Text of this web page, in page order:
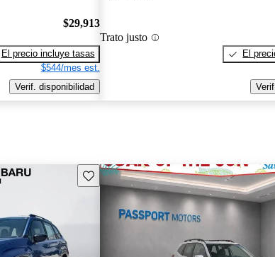
$29,913
El precio incluye tasas
$544/mes est.
Verif. disponibilidad
Trato justo
El
Guarda este Aviso